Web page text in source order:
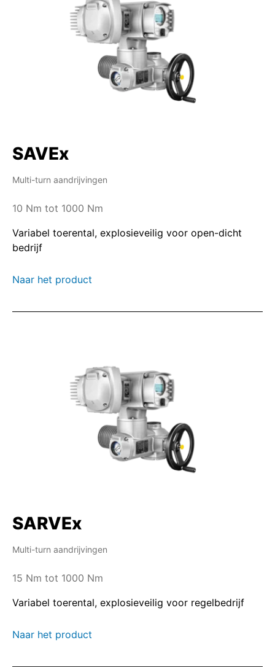
SAVEx
Multi-turn aandrijvingen
10 Nm tot 1000 Nm
Variabel toerental, explosieveilig voor open-dicht
bedrijf
Naar het product
SARVEx
Multi-turn aandrijvingen
15 Nm tot 1000 Nm
Variabel toerental, explosieveilig voor regelbedrijf
Naar het product